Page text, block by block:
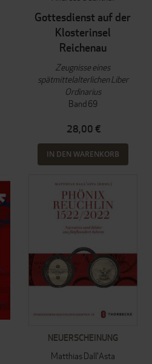
Gottesdienst auf der
Klosterinsel
Reichenau
Zeugnisse eines
spätmittelalterlichen Liber
Ordinarius
Band 69
28,00 €
IN DEN WARENKORB
NEUERSCHEINUNG
Matthias Dall'Asta